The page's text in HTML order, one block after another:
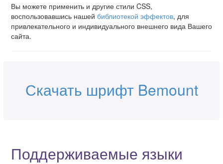
Вы можете применить и другие стили CSS,
воспользовавшись нашей библиотекой эффектов, для
привлекательного и индивидуального внешнего вида Вашего
сайта.
Скачать шрифт Bemount
Поддерживаемые языки